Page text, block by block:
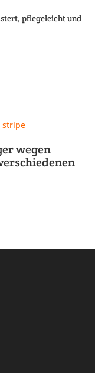
pflegeleicht und
wegen